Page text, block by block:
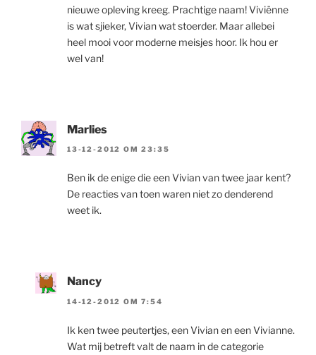
nieuwe opleving kreeg. Prachtige naam! Viviënne
is wat sjieker, Vivian wat stoerder. Maar allebei
heel mooi voor moderne meisjes hoor. Ik hou er
wel van!
Marlies
13-12-2012 OM 23:35
Ben ik de enige die een Vivian van twee jaar kent?
De reacties van toen waren niet zo denderend
weet ik.
Nancy
14-12-2012 OM 7:54
Ik ken twee peutertjes, een Vivian en een Vivianne.
Wat mij betreft valt de naam in de categorie